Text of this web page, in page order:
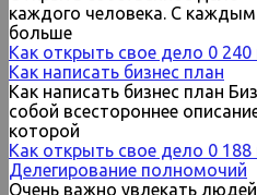
каждого человека. С
больше
Как открыть свое дело 0 240
Как написать бизнес план
Как написать бизнес план
собой всестороннее
которой
Как открыть свое дело 0 188
Делегирование полномочий
Очень важно увлекать